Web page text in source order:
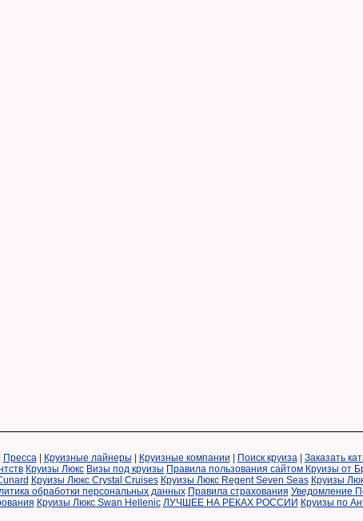
Пресса| Круизные лайнеры Круизные компании Поиск круиза| Заказать
Круизы Люкс Визы под круизы Правила пользования сайтом Круизы от
Круизы Люкс Crystal Cruises Круизы Люкс Regent Seven Seas Круизы
обработки персональных данных Правила страхования Уведомление
Круизы Люкс Swan Hellenic ЛУЧШЕЕ НА РЕКАХ РОССИИ Круизы по